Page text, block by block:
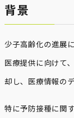
背景
少子高齢化の進展
医療提供に向けて
却し、医療情報の
特に予防接種に関